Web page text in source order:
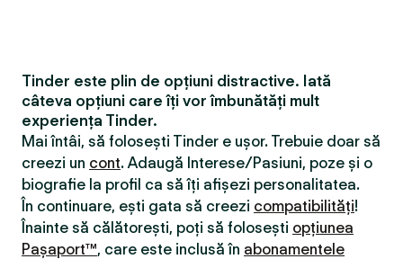
Tinder este plin de opțiuni distractive. Iată
câteva opțiuni care îți vor îmbunătăți mult
experiența Tinder.
Mai întâi, să folosești Tinder e ușor. Trebuie doar să
creezi un cont. Adaugă Interese/Pasiuni, poze și o
biografie la profil ca să îți afișezi personalitatea.
În continuare, ești gata să creezi compatibilităţi!
Înainte să călătorești, poți să folosești opțiunea
Pașaport™, care este inclusă în abonamentele